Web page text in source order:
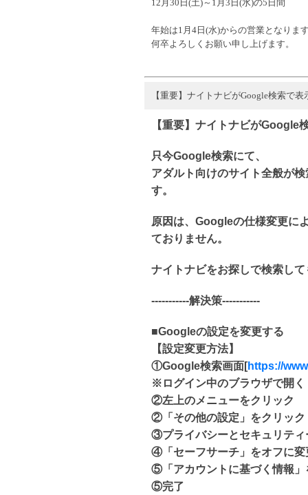
12月30日(土)～1月3日(水)の5日間
年始は1月4日(水)からの営業となりま
何卒よろしくお願い申し上げます。
【重要】ナイトナビがGoogle検索で
【重要】ナイトナビがGoogle
只今Google検索にて、
アダルト向けのサイト全般が
す。
原因は、Googleの仕様変更に
ておりません。
ナイトナビをお探しで検索し
-----------解決策-----------
■Googleの設定を変更する
【設定変更方法】
①Google検索画面[https://
※ログイン中のブラウザで開く
②左上のメニューをクリック
②「その他の設定」をクリック
③プライバシーとセキュリティ
④「セーフサーチ」をオフに変
⑤「アカウントに基づく情報」
⑤完了